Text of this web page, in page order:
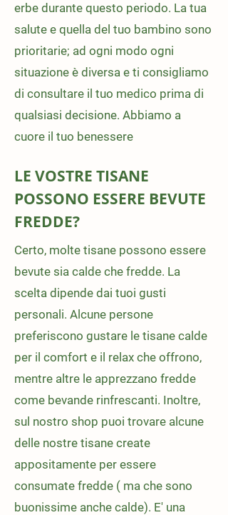
erbe durante questo periodo. La tua
salute e quella del tuo bambino sono
prioritarie; ad ogni modo ogni
situazione è diversa e ti consigliamo
di consultare il tuo medico prima di
qualsiasi decisione. Abbiamo a
cuore il tuo benessere
LE VOSTRE TISANE
POSSONO ESSERE BEVUTE
FREDDE?
Certo, molte tisane possono essere
bevute sia calde che fredde. La
scelta dipende dai tuoi gusti
personali. Alcune persone
preferiscono gustare le tisane calde
per il comfort e il relax che offrono,
mentre altre le apprezzano fredde
come bevande rinfrescanti. Inoltre,
sul nostro shop puoi trovare alcune
delle nostre tisane create
appositamente per essere
consumate fredde ( ma che sono
buonissime anche calde). E' una